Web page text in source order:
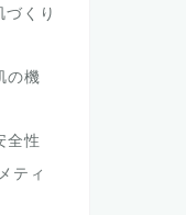
くり
の機
全性
ティ